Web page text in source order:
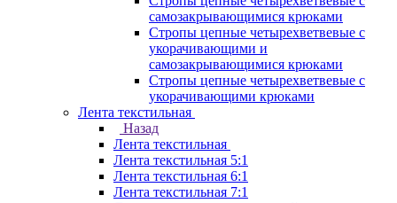
самозакрывающимися крюками
Стропы цепные четырехветвевые с
укорачивающими и
самозакрывающимися крюками
Стропы цепные четырехветвевые с
укорачивающими крюками
Лента текстильная
Назад
Лента текстильная
Лента текстильная 5:1
Лента текстильная 6:1
Лента текстильная 7:1